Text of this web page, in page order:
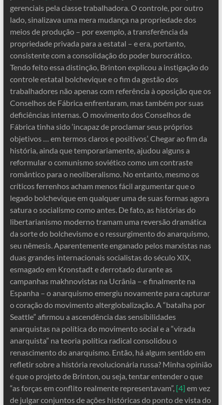
gerenciais pela classe trabalhadora. O controle, por outro
lado, sinalizava uma mera mudança na propriedade dos
meios de produção – por exemplo, a transferência da
propriedade privada para a estatal – e era, portanto,
consistente com a consolidação do poder burocrático.
Tendo feito essa distinção, Brinton explicou a instigação do
controle estatal bolchevique e o fim da gestão dos
trabalhadores não apenas com referência à oposição que os
Conselhos de Fábrica enfrentaram, mas também por suas
deficiências internas. O movimento dos Conselhos de
Fábrica tinha sido ‘incapaz de proclamar seus próprios
objetivos … em termos claros e positivos’. Chegar ao fim da
história, ainda que temporariamente, ajudou alguns a
reformular o comunismo soviético como um contraste
romântico para o neoliberalismo. No entanto, mesmo os
críticos ferrenhos acham menos fácil argumentar que o
legado bolchevique em qualquer uma de suas formas agora
satura o socialismo como antes. De fato, as histórias do
libertarianismo moderno tramam uma reversão dramática
da sorte do bolchevismo e o ressurgimento do anarquismo,
seu nêmesis. Aparentemente enganado pelos marxistas nas
duas grandes internacionais socialistas do século XIX,
esmagado em Kronstadt e derrotado durante as
campanhas makhnovistas na Ucrânia – e finalmente na
Espanha – o anarquismo emergiu novamente para capturar
o coração do movimento alterglobalização. A “batalha por
Seattle” afirmou a ascendência das sensibilidades
anarquistas na política do movimento social e a “virada
anarquista” na teoria política radical consolidou o
renascimento do anarquismo. Então, há algum sentido em
refletir sobre a história revolucionária russa? Minha opinião
é que o projeto de Brinton, ou seja, tentar entender o que
“as forças em conflito realmente representavam”, [4] em vez
de julgar conjuntos de ações históricas do ponto de vista do